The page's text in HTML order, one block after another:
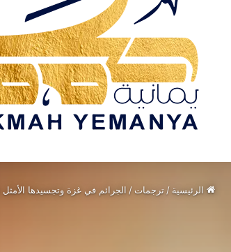
الرئيسية / ترجمات / الجرائم في غزة وتجسيدها الأمثل